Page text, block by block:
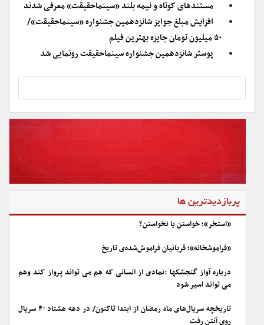
مستندهای کوتاه و نیمه بلند «سینماحقیقت» معرفی شدند
افزایش مبلغ جوایز شانزدهمین جشنواره «سینماحقیقت»/
۵۰ میلیون تومان جایزه بهترین فیلم
پوستر شانزدهمین جشنواره سینماحقیقت رونمایی شد
پربازدیدترین ها
«استخر»؛ خواستن یا نخواستن؟
«فراموشخانه»؛ قربانیان فراموش‌شده‌ی تاریخ
درباره آواز گنجشکها :نمادی از انسانی که هم می تواند پرواز کند وهم
می تواند اسیر شود
تاریخچه سریال‌های ماه رمضان از ابتدا تاکنون/ در دهه هشتاد ۴۰ سریال
روی آنتن رفت